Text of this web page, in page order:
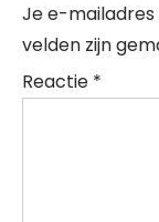
Je e-mailadres
velden zijn
Reactie *